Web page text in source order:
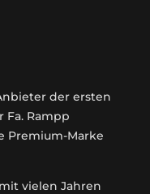
der ersten
Rampp
Premium-Marke
vielen Jahren